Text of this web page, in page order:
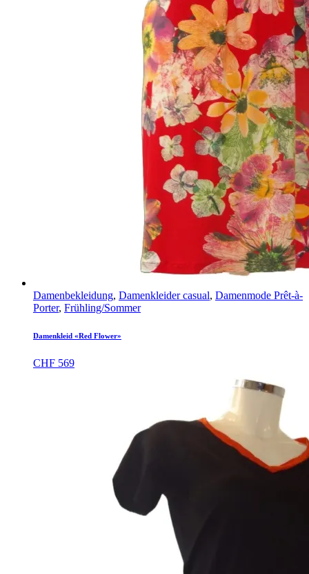
Damenbekleidung, Damenkleider casual, Damenmode Prêt-à-
Porter, Frühling/Sommer
Damenkleid «Red Flower»
CHF 569